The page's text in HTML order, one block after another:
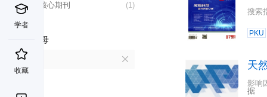
学者
收藏
(1)
北大核心期刊
首字母
搜索
PKU
天
影响
据